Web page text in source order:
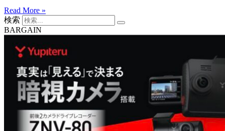
Read More »
検索
BARGAIN